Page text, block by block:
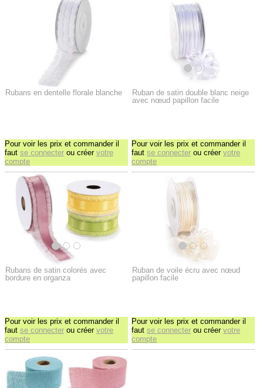
Rubans en dentelle florale blanche
Pour voir les prix et commander il
faut se connecter ou créer votre
compte
Ruban de satin double blanc neige
avec nœud papillon facile
Pour voir les prix et commander il
fautse connecter ou créervotre
compte
Rubans de satin colorés avec
bordure en organza
Pour voir les prix et commander il
faut se connecter ou créer votre
compte
Ruban de voile écru avec nœud
papillon facile
Pour voir les prix et commander il
fautse connecter ou créervotre
compte